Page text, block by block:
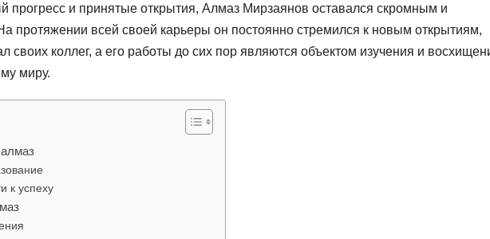
прогресс и принятые открытия, Алмаз Мирзаянов оставался скромным и
протяжении всей своей карьеры он постоянно стремился к новым открытиям,
своих коллег, а его работы до сих пор являются объектом изучения и
миру.
к успеху